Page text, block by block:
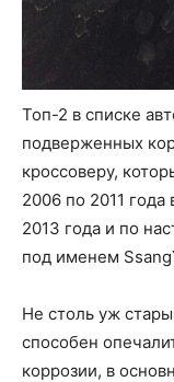
Топ-2 в списке
подверженных
кроссоверу,
2006 по 2011 года
2013 года и по
под именем
Не столь уж
способен
коррозии, в